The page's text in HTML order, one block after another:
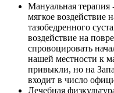
Мануальная терапия
мягкое воздействие
тазобедренного
воздействие на
спровоцировать
нашей местности к
привыкли, но на
входит в число
Лечебная